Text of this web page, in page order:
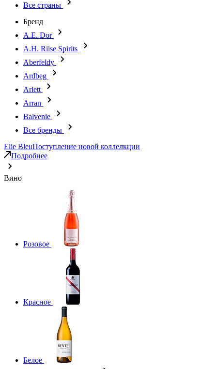
Все страны
Бренд
A.E. Dor
A.H. Riise Spirits
Aberfeldy
Ardbeg
Arlett
Arran
Balvenie
Все бренды
Elie BleuПоступление новой коллелкции
Подробнее
Вино
Розовое
Красное
Белое